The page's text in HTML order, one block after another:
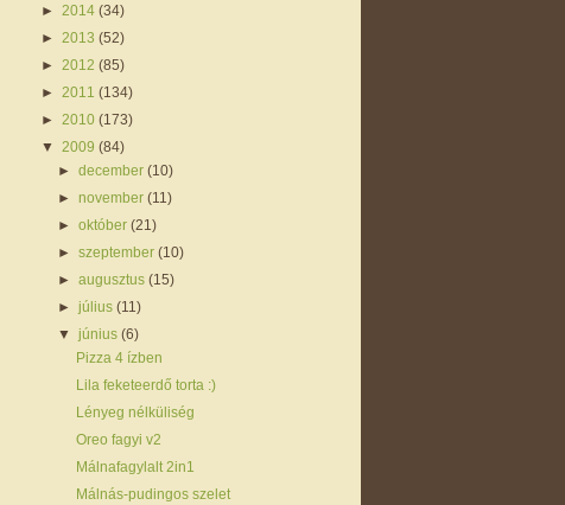
► 2014 (34)
► 2013 (52)
► 2012 (85)
► 2011 (134)
► 2010 (173)
▼ 2009 (84)
►december(10)
►november(11)
►október(21)
►szeptember(10)
►augusztus(15)
►július(11)
▼június(6)
Pizza 4 ízben
Lila feketeerdő torta :)
Lényeg nélküliség
Oreo fagyi v2
Málnafagylalt 2in1
Málnás-pudingos szelet